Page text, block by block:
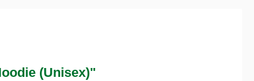
(Unisex)"